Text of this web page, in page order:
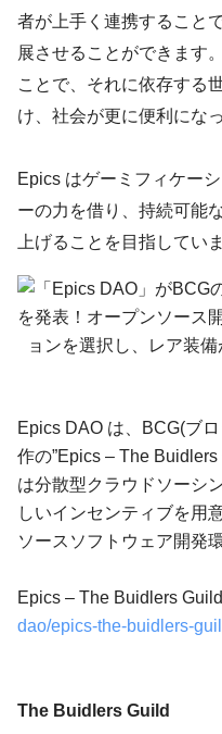
者が上手く連携すること
展させることができます
ことで、それに依存する
け、社会が更に便利にな
Epics はゲーミフィケー
ーの力を借り、持続可能
上げることを目指していま
Epics DAO は、BCG(ブ
作の”Epics – The
は分散型クラウドソーシ
しいインセンティブを用
ソースソフトウェア開発
Epics – The Buidlers
dao/epics-the-buidlers-
The Buidlers Guild